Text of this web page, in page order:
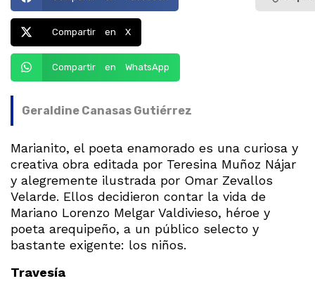
Compartir en X
Compartir en WhatsApp
Geraldine Canasas Gutiérrez
Marianito, el poeta enamorado es una curiosa y
creativa obra editada por Teresina Muñoz Nájar
y alegremente ilustrada por Omar Zevallos
Velarde. Ellos decidieron contar la vida de
Mariano Lorenzo Melgar Valdivieso, héroe y
poeta arequipeño, a un público selecto y
bastante exigente: los niños.
Travesía